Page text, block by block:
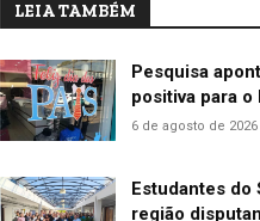
LEIA TAMBÉM
Pesquisa
positiva para o
6 de agosto de 2026
Estudantes do
região